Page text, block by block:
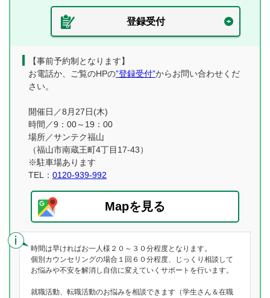
登録受付
【事前予約制となります】
お電話か、ご覧のHPの”登録受付”からお問い合わせくだ
さい。
開催日／8月27日(木)
時間／9：00～19：00
場所／サンテク福山
（福山市南蔵王町4丁目17-43）
※駐車場あります
TEL： 0120-939-992
Mapを見る
時間は早ければお一人様２０～３０分程度となります。
個別カウンセリングの場合１回６０分程度、じっくり相談して
お悩みや不安を解消し自信に変えていくサポートを行います。
就職活動、転職活動のお悩みを相談できます（学生さん＆在職